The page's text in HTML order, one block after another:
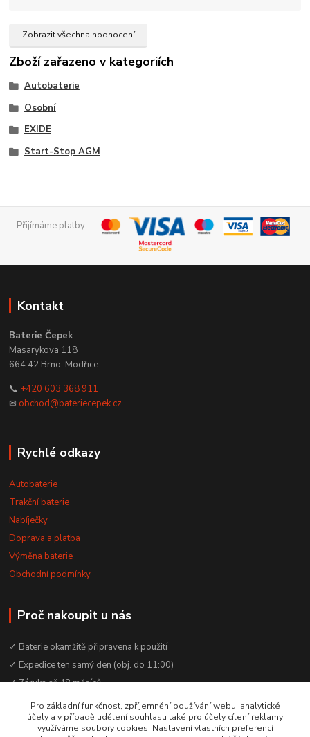
Zobrazit všechna hodnocení
Zboží zařazeno v kategoriích
Autobaterie
Osobní
EXIDE
Start-Stop AGM
Přijímáme platby:
Kontakt
Baterie Čepek
Masarykova 118
664 42 Brno-Modřice
📞 +420 603 368 911
✉ obchod@bateriecepek.cz
Rychlé odkazy
Autobaterie
Trakční baterie
Nabíječky
Doprava a platba
Výměna baterie
Obchodní podmínky
Proč nakoupit u nás
✓ Baterie okamžitě připravena k použití
✓ Expedice ten samý den (obj. do 11:00)
✓ Záruka až 48 měsíců
✓ Odborné poradenství zdarma
✓ Česká rodinná firma od 2012
Pro základní funkčnost, zpříjemnění používání webu, analytické
účely a v případě udělení souhlasu také pro účely cílení reklamy
využíváme soubory cookies. Nastavení vlastních preferencí